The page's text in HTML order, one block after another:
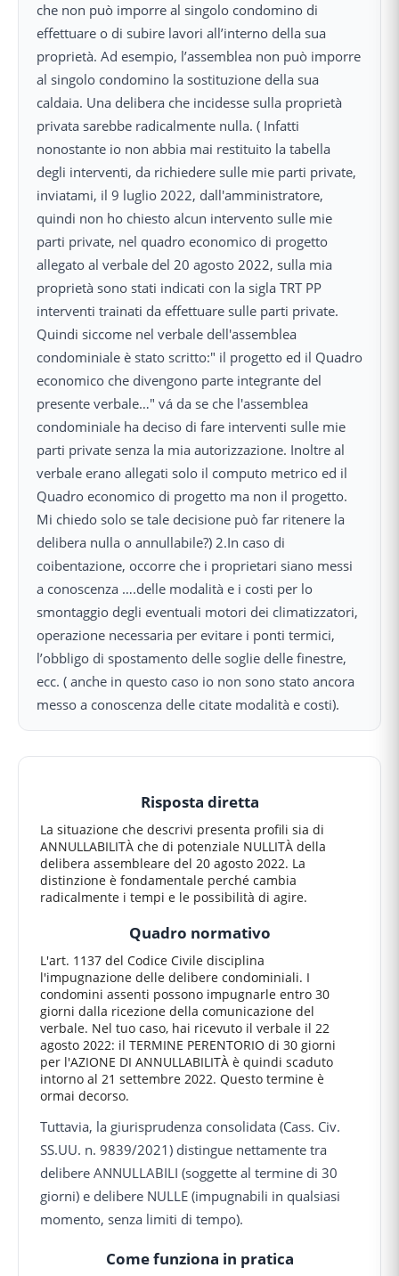
che non può imporre al singolo condomino di
effettuare o di subire lavori all’interno della sua
proprietà. Ad esempio, l’assemblea non può imporre
al singolo condomino la sostituzione della sua
caldaia. Una delibera che incidesse sulla proprietà
privata sarebbe radicalmente nulla. ( Infatti
nonostante io non abbia mai restituito la tabella
degli interventi, da richiedere sulle mie parti private,
inviatami, il 9 luglio 2022, dall'amministratore,
quindi non ho chiesto alcun intervento sulle mie
parti private, nel quadro economico di progetto
allegato al verbale del 20 agosto 2022, sulla mia
proprietà sono stati indicati con la sigla TRT PP
interventi trainati da effettuare sulle parti private.
Quindi siccome nel verbale dell'assemblea
condominiale è stato scritto:" il progetto ed il Quadro
economico che divengono parte integrante del
presente verbale…" vá da se che l'assemblea
condominiale ha deciso di fare interventi sulle mie
parti private senza la mia autorizzazione. Inoltre al
verbale erano allegati solo il computo metrico ed il
Quadro economico di progetto ma non il progetto.
Mi chiedo solo se tale decisione può far ritenere la
delibera nulla o annullabile?) 2.In caso di
coibentazione, occorre che i proprietari siano messi
a conoscenza ….delle modalità e i costi per lo
smontaggio degli eventuali motori dei climatizzatori,
operazione necessaria per evitare i ponti termici,
l’obbligo di spostamento delle soglie delle finestre,
ecc. ( anche in questo caso io non sono stato ancora
messo a conoscenza delle citate modalità e costi).
Risposta diretta
La situazione che descrivi presenta profili sia di
ANNULLABILITÀ che di potenziale NULLITÀ della
delibera assembleare del 20 agosto 2022. La
distinzione è fondamentale perché cambia
radicalmente i tempi e le possibilità di agire.
Quadro normativo
L'art. 1137 del Codice Civile disciplina
l'impugnazione delle delibere condominiali. I
condomini assenti possono impugnarle entro 30
giorni dalla ricezione della comunicazione del
verbale. Nel tuo caso, hai ricevuto il verbale il 22
agosto 2022: il TERMINE PERENTORIO di 30 giorni
per l'AZIONE DI ANNULLABILITÀ è quindi scaduto
intorno al 21 settembre 2022. Questo termine è
ormai decorso.
Tuttavia, la giurisprudenza consolidata (Cass. Civ.
SS.UU. n. 9839/2021) distingue nettamente tra
delibere ANNULLABILI (soggette al termine di 30
giorni) e delibere NULLE (impugnabili in qualsiasi
momento, senza limiti di tempo).
Come funziona in pratica